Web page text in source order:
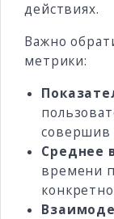
действиях.
Важно
метрики:
совершив
Среднее
времени